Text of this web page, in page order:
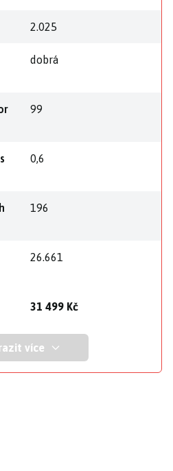
2.025
dobrá
99
0,6
196
26.661
31 499 Kč
více